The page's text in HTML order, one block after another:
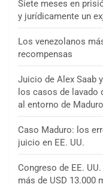
Siete meses en
y jurídicamente un
Los venezolanos
recompensas
Juicio de Alex Saab
los casos de lavado
al entorno de Maduro
Caso Maduro: los
juicio en EE. UU.
Congreso de EE.
más de USD 13.000